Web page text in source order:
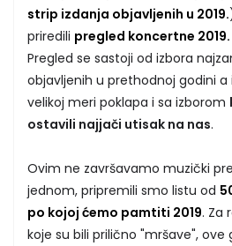
strip izdanja objavljenih u 2019.
priredili pregled koncertne
Pregled se sastoji od izbora
objavljenih u prethodnoj godini
velikoj meri poklapa i sa izborom
ostavili najjači utisak na nas.
Ovim ne završavamo muzički
jednom, pripremili smo listu od
po kojoj ćemo pamtiti 2019. Za
koje su bili prilično "mršave", ove